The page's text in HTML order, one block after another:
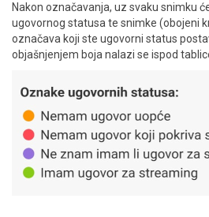
Nakon označavanja, uz svaku snimku
ugovornog statusa te snimke (obojeni
označava koji ste ugovorni status
objašnjenjem boja nalazi se ispod